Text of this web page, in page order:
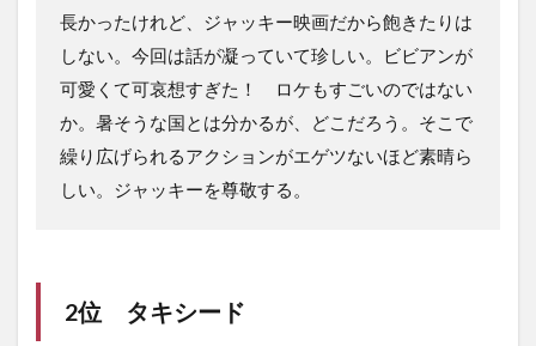
長かったけれど、ジャッキー映画だから飽きたりは
しない。今回は話が凝っていて珍しい。ビビアンが
可愛くて可哀想すぎた！ ロケもすごいのではない
か。暑そうな国とは分かるが、どこだろう。そこで
繰り広げられるアクションがエゲツないほど素晴ら
しい。ジャッキーを尊敬する。
2位 タキシード